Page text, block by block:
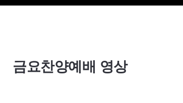
금요찬양예배 영상